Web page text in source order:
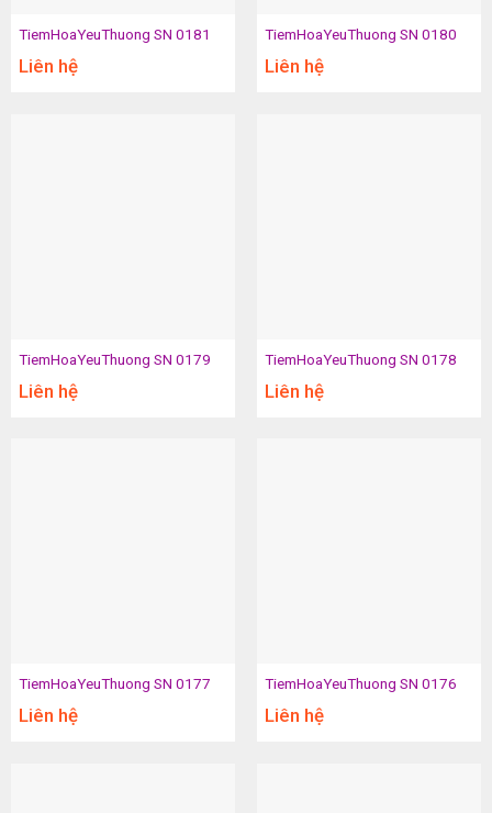
TiemHoaYeuThuong SN 0181
Liên hệ
TiemHoaYeuThuong SN 0180
Liên hệ
TiemHoaYeuThuong SN 0179
Liên hệ
TiemHoaYeuThuong SN 0178
Liên hệ
TiemHoaYeuThuong SN 0177
Liên hệ
TiemHoaYeuThuong SN 0176
Liên hệ